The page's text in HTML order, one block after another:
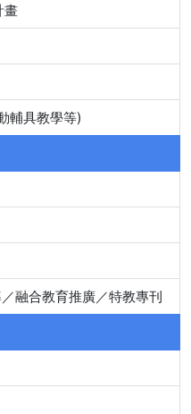
畫
輔具教學等)
融合教育推廣／特教專刊